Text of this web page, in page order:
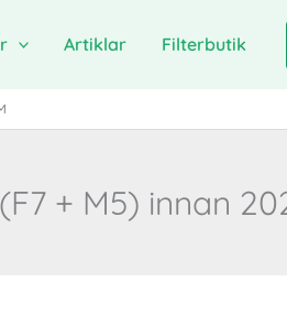
Artiklar Filterbutik
+ M5) innan